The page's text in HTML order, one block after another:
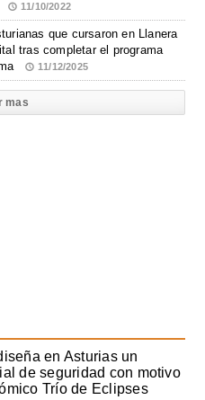
11/10/2022
que cursaron en Llanera
tras completar el programa
11/12/2025
mas
en Asturias un
de seguridad con motivo
Trío de Eclipses